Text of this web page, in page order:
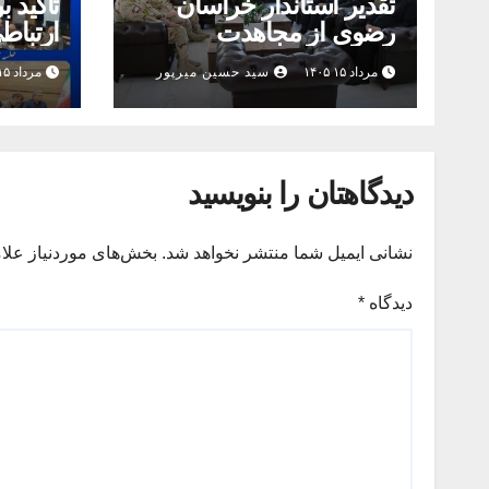
رضوی از مجاهدت
مرزبانان
مرداد ۱۵ ۱۴۰۵ سید حسین میرپور
مشهد
مرداد ۱۵ ۱۴۰۵
دیدگاهتان را بنویسید
نشانی ایمیل شما منتشر نخواهد شد. بخش‌های موردنیاز
دیدگاه *